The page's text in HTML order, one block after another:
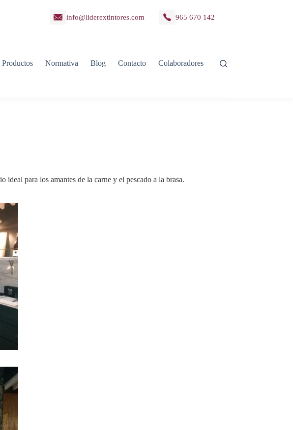
info@liderextintores.com 965 670 142
Productos Normativa Blog Contacto Colaboradores
ideal para los amantes de la carne y el pescado a la brasa.